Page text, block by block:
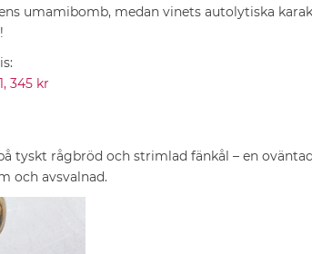
umamibomb, medan vinets autolytiska
345 kr
tyskt rågbröd och strimlad fänkål – en
och avsvalnad.